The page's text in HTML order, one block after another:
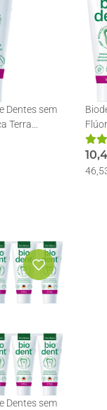
Dentes sem
Terra
Dentes sem